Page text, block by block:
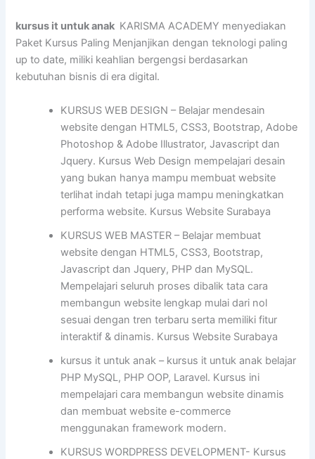
kursus it untuk anak KARISMA ACADEMY menyediakan
Paket Kursus Paling Menjanjikan dengan teknologi paling
up to date, miliki keahlian bergengsi berdasarkan
kebutuhan bisnis di era digital.
KURSUS WEB DESIGN – Belajar mendesain
website dengan HTML5, CSS3, Bootstrap, Adobe
Photoshop & Adobe Illustrator, Javascript dan
Jquery. Kursus Web Design mempelajari desain
yang bukan hanya mampu membuat website
terlihat indah tetapi juga mampu meningkatkan
performa website. Kursus Website Surabaya
KURSUS WEB MASTER – Belajar membuat
website dengan HTML5, CSS3, Bootstrap,
Javascript dan Jquery, PHP dan MySQL.
Mempelajari seluruh proses dibalik tata cara
membangun website lengkap mulai dari nol
sesuai dengan tren terbaru serta memiliki fitur
interaktif & dinamis. Kursus Website Surabaya
kursus it untuk anak – kursus it untuk anak belajar
PHP MySQL, PHP OOP, Laravel. Kursus ini
mempelajari cara membangun website dinamis
dan membuat website e-commerce
menggunakan framework modern.
KURSUS WORDPRESS DEVELOPMENT- Kursus